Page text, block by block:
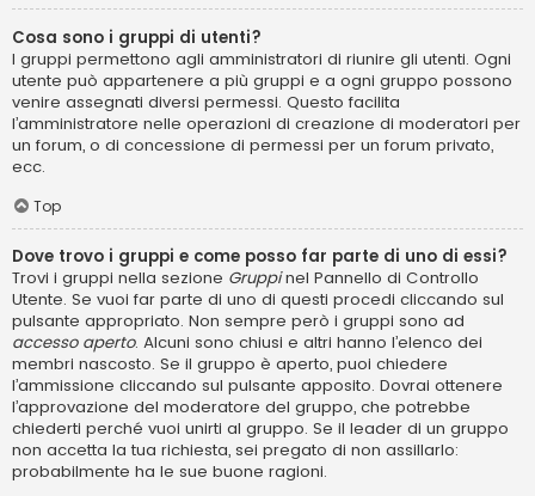
Cosa sono i gruppi di utenti?
I gruppi permettono agli amministratori di riunire gli utenti. Ogni
utente può appartenere a più gruppi e a ogni gruppo possono
venire assegnati diversi permessi. Questo facilita
l’amministratore nelle operazioni di creazione di moderatori per
un forum, o di concessione di permessi per un forum privato,
ecc.
Top
Dove trovo i gruppi e come posso far parte di uno di essi?
Trovi i gruppi nella sezione Gruppinel Pannello di Controllo
Utente. Se vuoi far parte di uno di questi procedi cliccando sul
pulsante appropriato. Non sempre però i gruppi sono ad
accesso aperto. Alcuni sono chiusi e altri hanno l’elenco dei
membri nascosto. Se il gruppo è aperto, puoi chiedere
l’ammissione cliccando sul pulsante apposito. Dovrai ottenere
l’approvazione del moderatore del gruppo, che potrebbe
chiederti perché vuoi unirti al gruppo. Se il leader di un gruppo
non accetta la tua richiesta, sei pregato di non assillarlo:
probabilmente ha le sue buone ragioni.